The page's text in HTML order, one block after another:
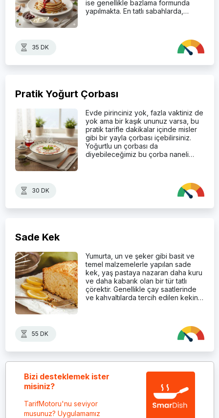
ise genellikle bazlama formunda
yapılmakta. En tatlı sabahlarda,…
35 DK
Pratik Yoğurt Çorbası
Evde pirinciniz yok, fazla vaktiniz de
yok ama bir kaşık ununuz varsa, bu
pratik tarifle dakikalar içinde misler
gibi bir yayla çorbası içebilirsiniz.
Yoğurtlu un çorbası da
diyebileceğimiz bu çorba naneli…
30 DK
Sade Kek
Yumurta, un ve şeker gibi basit ve
temel malzemelerle yapılan sade
kek, yaş pastaya nazaran daha kuru
ve daha kabarık olan bir tür tatlı
çörektir. Genellikle çay saatlerinde
ve kahvaltılarda tercih edilen kekin…
55 DK
Bizi desteklemek ister
misiniz?
TarifMotoru'nu seviyor
musunuz? Uygulamamız